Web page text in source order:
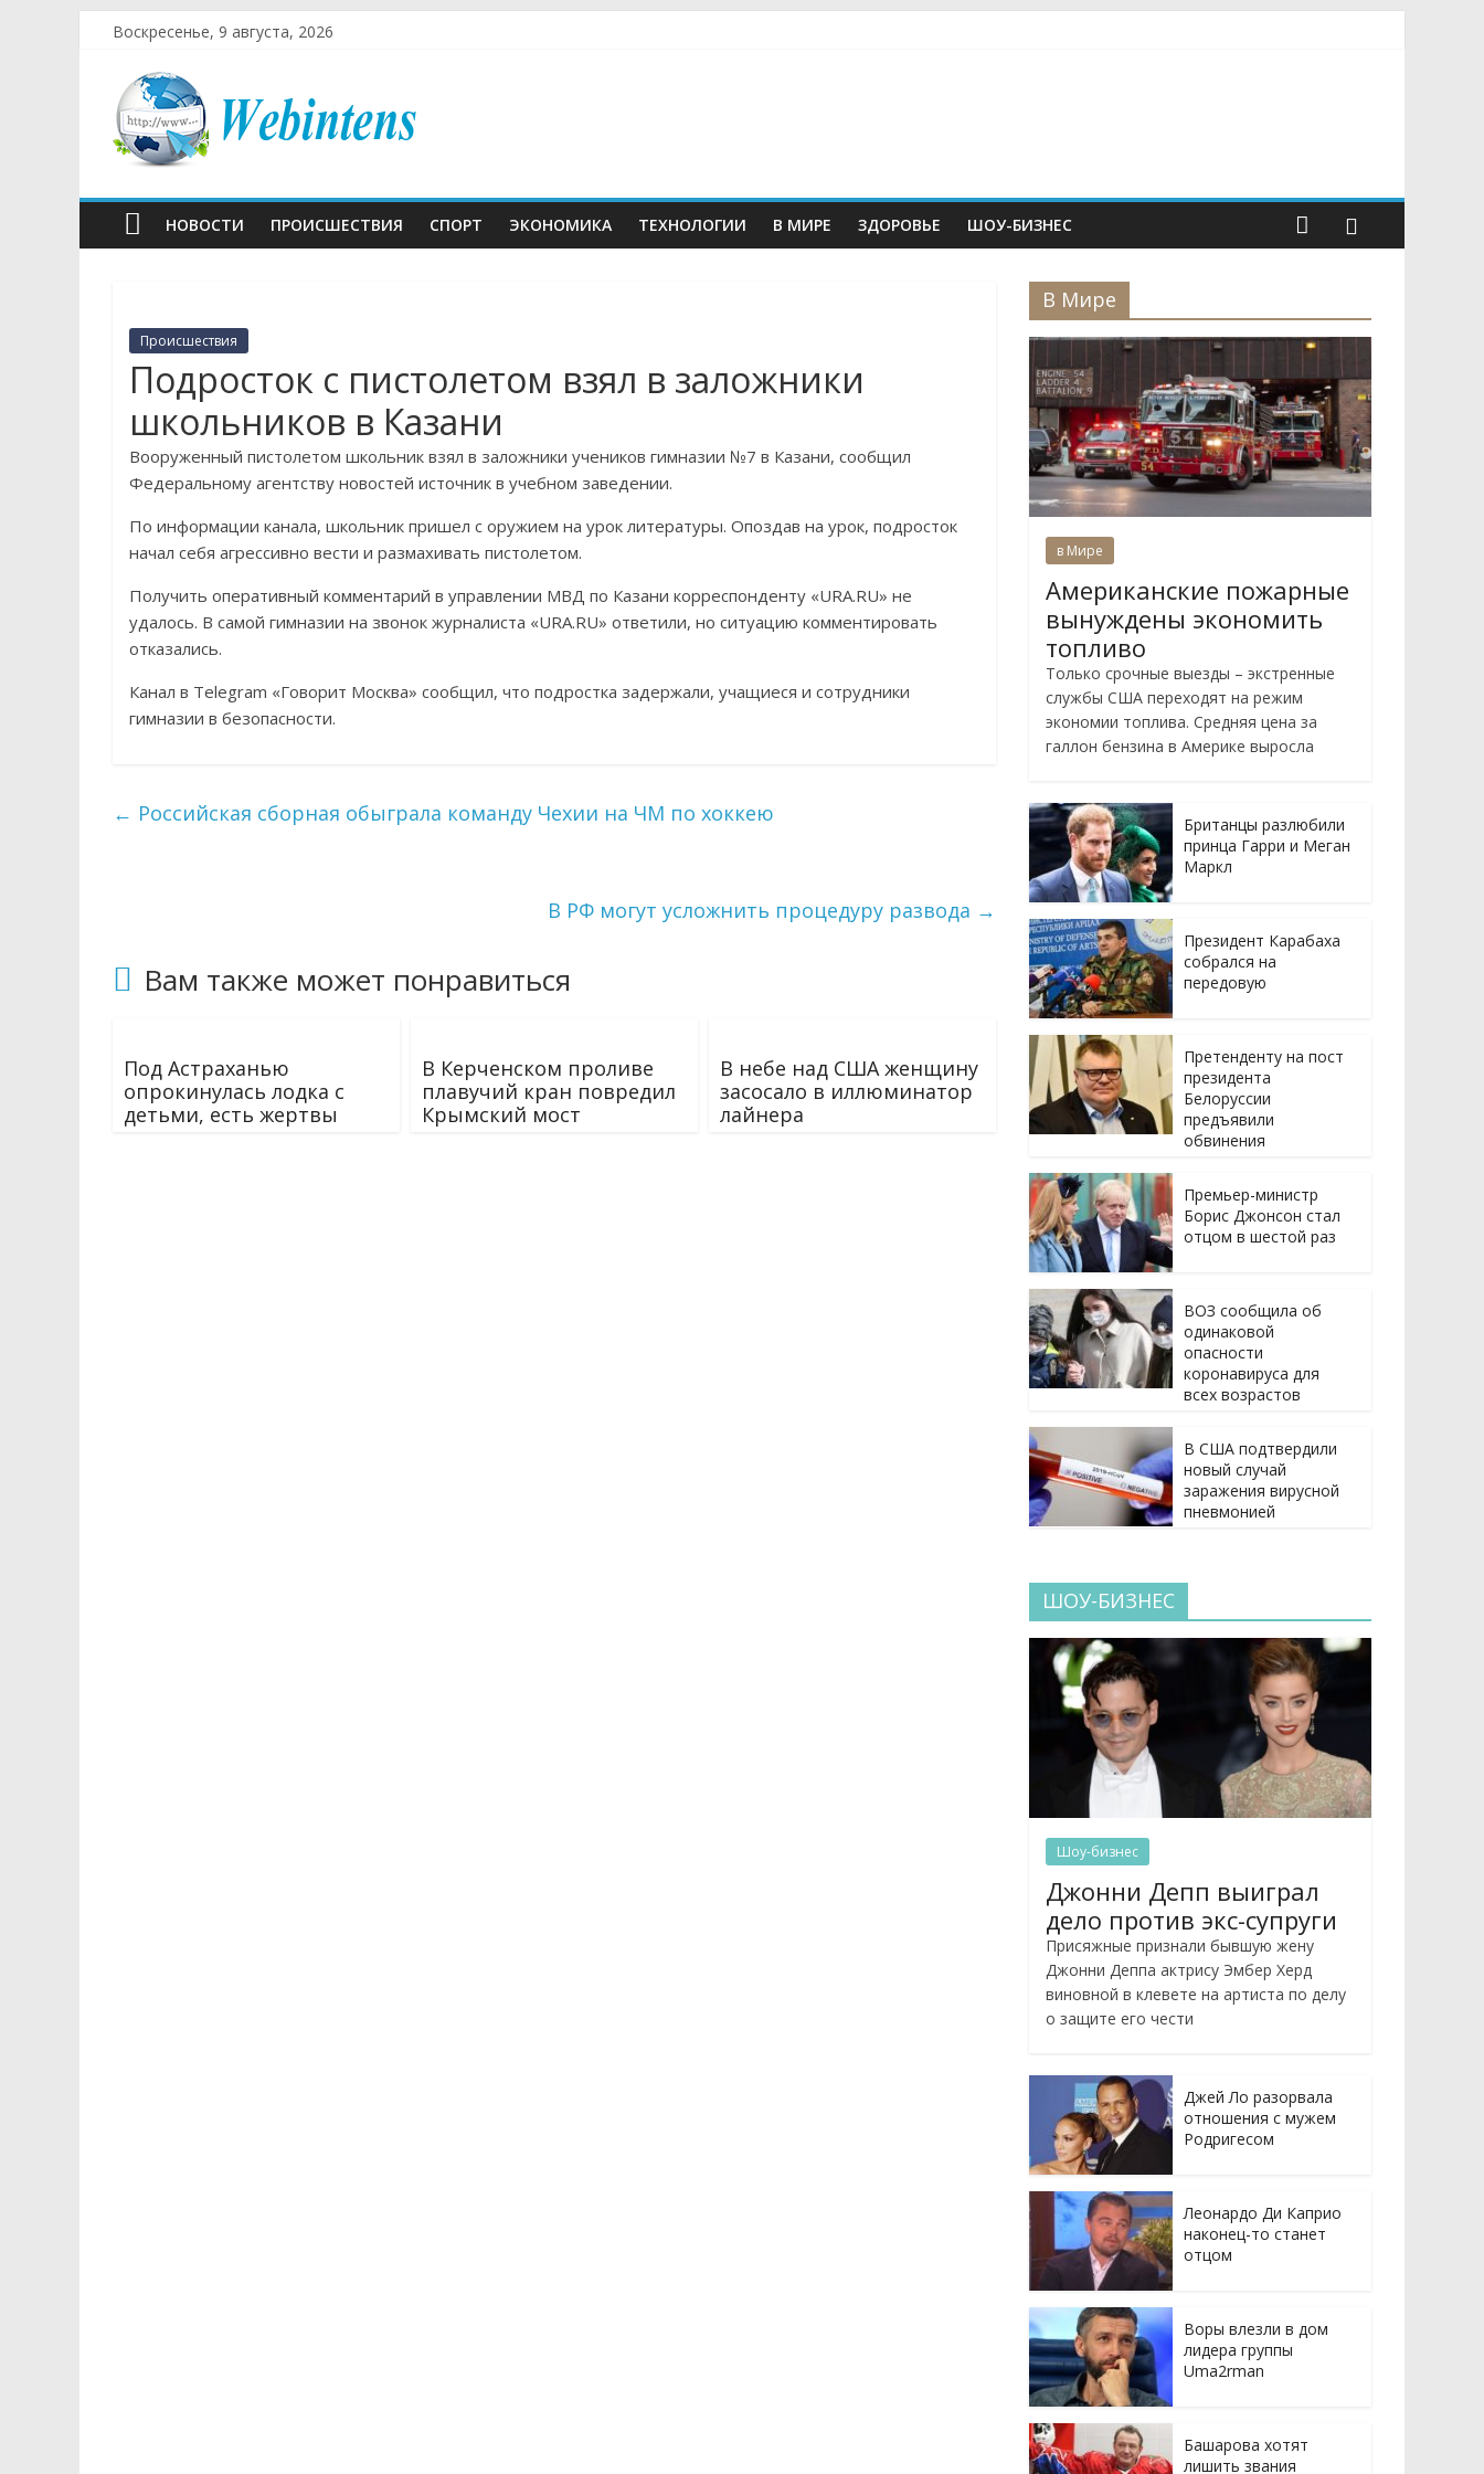
Воскресенье, 9 августа, 2026
НОВОСТИ ПРОИСШЕСТВИЯ СПОРТ ЭКОНОМИКА ТЕХНОЛОГИИ В МИРЕ ЗДОРОВЬЕ ШОУ-БИЗНЕС
Происшествия
Подросток с пистолетом взял в заложники
школьников в Казани
Вооруженный пистолетом школьник взял в заложники учеников гимназии №7 в Казани, сообщил
Федеральному агентству новостей источник в учебном заведении.
По информации канала, школьник пришел с оружием на урок литературы. Опоздав на урок, подросток
начал себя агрессивно вести и размахивать пистолетом.
Получить оперативный комментарий в управлении МВД по Казани корреспонденту «URA.RU» не
удалось. В самой гимназии на звонок журналиста «URA.RU» ответили, но ситуацию комментировать
отказались.
Канал в Telegram «Говорит Москва» сообщил, что подростка задержали, учащиеся и сотрудники
гимназии в безопасности.
← Российская сборная обыграла команду Чехии на ЧМ по хоккею
В РФ могут усложнить процедуру развода →
Вам также может понравиться
Под Астраханью
опрокинулась лодка с
детьми, есть жертвы
В Керченском проливе
плавучий кран повредил
Крымский мост
В небе над США женщину
засосало в иллюминатор
лайнера
В Мире
в Мире
Американские пожарные
вынуждены экономить
топливо
Только срочные выезды – экстренные
службы США переходят на режим
экономии топлива. Средняя цена за
галлон бензина в Америке выросла
Британцы разлюбили
принца Гарри и Меган
Маркл
Президент Карабаха
собрался на
передовую
Претенденту на пост
президента
Белоруссии
предъявили
обвинения
Премьер-министр
Борис Джонсон стал
отцом в шестой раз
ВОЗ сообщила об
одинаковой
опасности
коронавируса для
всех возрастов
В США подтвердили
новый случай
заражения вирусной
пневмонией
ШОУ-БИЗНЕС
Шоу-бизнес
Джонни Депп выиграл
дело против экс-супруги
Присяжные признали бывшую жену
Джонни Деппа актрису Эмбер Херд
виновной в клевете на артиста по делу
о защите его чести
Джей Ло разорвала
отношения с мужем
Родригесом
Леонардо Ди Каприо
наконец-то станет
отцом
Воры влезли в дом
лидера группы
Uma2rman
Башарова хотят
лишить звания